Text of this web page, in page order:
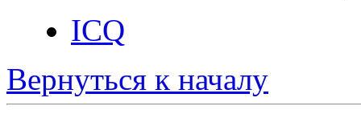
ICQ
Вернуться к началу